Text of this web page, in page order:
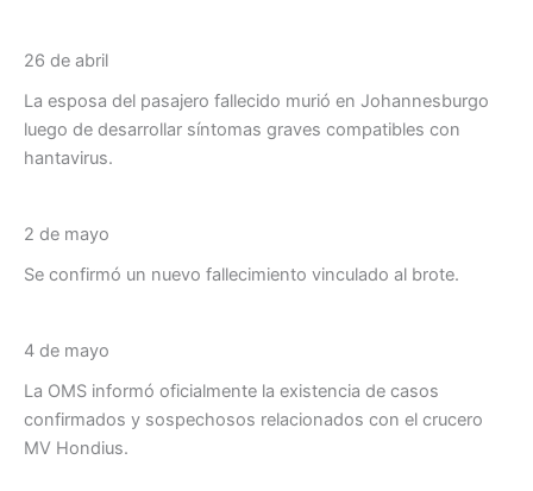
26 de abril
La esposa del pasajero fallecido murió en Johannesburgo
luego de desarrollar síntomas graves compatibles con
hantavirus.
2 de mayo
Se confirmó un nuevo fallecimiento vinculado al brote.
4 de mayo
La OMS informó oficialmente la existencia de casos
confirmados y sospechosos relacionados con el crucero
MV Hondius.